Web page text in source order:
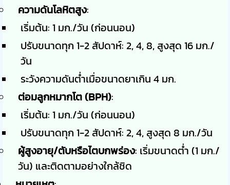
ความดันโลหิตสูง:
เริ่มต้น: 1 มก./วัน (ก่อนนอน)
ปรับขนาดทุก 1-2 สัปดาห์: 2, 4, 8, สูงสุด 16 มก./
วัน
ระวังความดันต่ำเมื่อขนาดยาเกิน 4 มก.
ต่อมลูกหมากโต (BPH):
เริ่มต้น: 1 มก./วัน (ก่อนนอน)
ปรับขนาดทุก 1-2 สัปดาห์: 2, 4, สูงสุด 8 มก./วัน
ผู้สูงอายุ/ตับหรือไตบกพร่อง: เริ่มขนาดต่ำ (1 มก./
วัน) และติดตามอย่างใกล้ชิด